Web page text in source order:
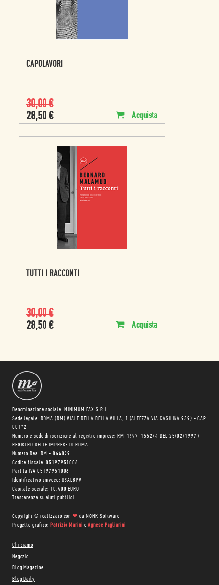
CAPOLAVORI
30,00€
28,50 € Acquista
TUTTI I RACCONTI
30,00€
28,50 € Acquista
Denominazione sociale: MINIMUM FAX S.R.L.
Sede legale: ROMA (RM) VIALE DELLA BELLA VILLA, 1 (ALTEZZA VIA CASILINA 939) - CAP
00172
Numero e sede di iscrizione al registro imprese: RM-1997-155274 DEL 25/02/1997 /
REGISTRO DELLE IMPRESE DI ROMA
Numero Rea: RM - 864029
Codice fiscale: 05197951006
Partita IVA 05197951006
Identificativo univoco: USAL8PV
Capitale sociale: 10.400 EURO
Trasparenza su aiuti pubblici
Copyright © realizzato con ❤ da MONK Software
Progetto grafico: Patrizio Marini e Agnese Pagliarini
Chi siamo
Negozio
Blog Magazine
Blog Daily